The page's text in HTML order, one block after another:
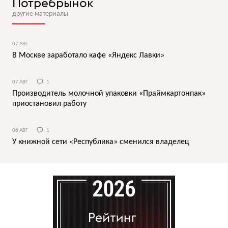
другие материалы
07 АВГ
В Москве заработало кафе «Яндекс Лавки»
07 АВГ 1
Производитель молочной упаковки «Праймкартонпак»
приостановил работу
06 АВГ 1
У книжной сети «Республика» сменился владелец